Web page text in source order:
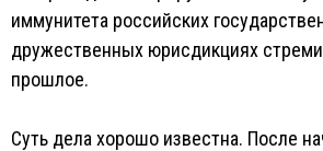
иммунитета российских
дружественных юрисдикциях
прошлое.
Суть дела хорошо известна. После